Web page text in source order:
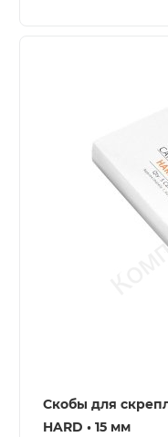
Скобы для
HARD • 15 мм